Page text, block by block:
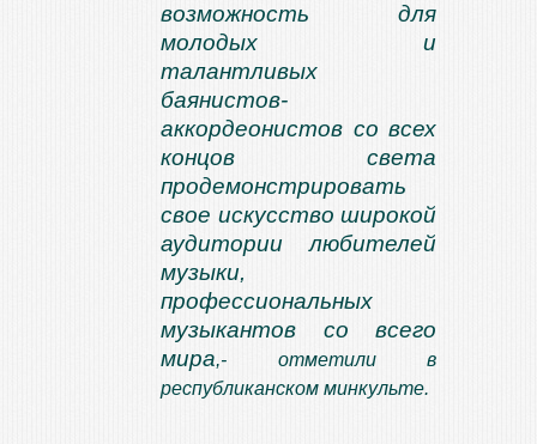
возможность для
молодых и
талантливых
баянистов-
аккордеонистов со всех
концов света
продемонстрировать
свое искусство широкой
аудитории любителей
музыки,
профессиональных
музыкантов со всего
мира,- отметили в
республиканском минкульте.